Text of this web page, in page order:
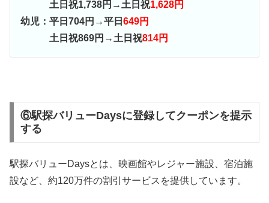
土日祝1,738円→土日祝1,628円
幼児：平日704円→平日 649円
土日祝869円→土日祝814円
⑥駅探バリューDaysに登録してクーポンを提示
する
駅探バリューDaysとは、映画館やレジャー施設、宿泊施
設など、約120万件の割引サービスを提供しています。